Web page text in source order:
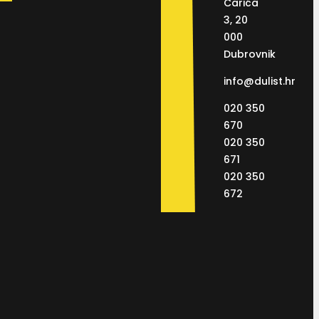
Carića
3, 20
000
Dubrovnik
info@dulist.hr
020 350
670
020 350
671
020 350
672